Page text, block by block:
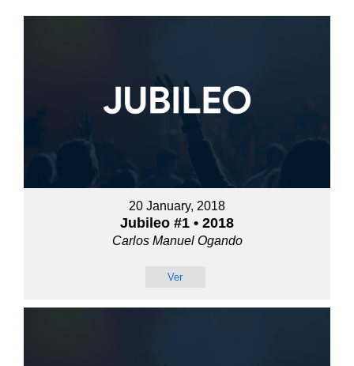
20 January, 2018
Jubileo #1 • 2018
Carlos Manuel Ogando
Ver